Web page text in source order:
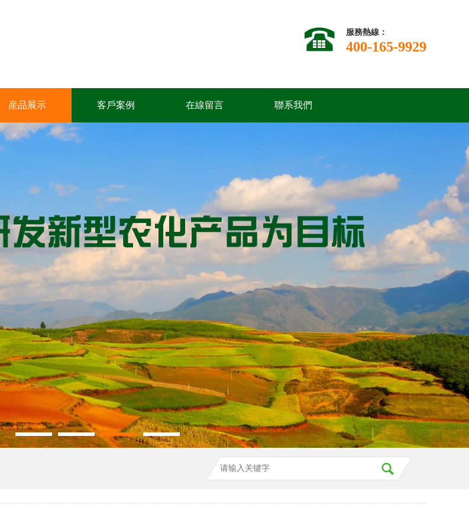
服務熱線：
400-165-9929
産品展示 客戶案例 在線留言 聯系我們